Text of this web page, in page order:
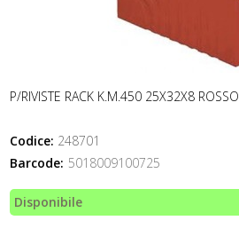
P/RIVISTE RACK K.M.450 25X32X8 ROSSO
Codice: 248701
Barcode: 5018009100725
Disponibile